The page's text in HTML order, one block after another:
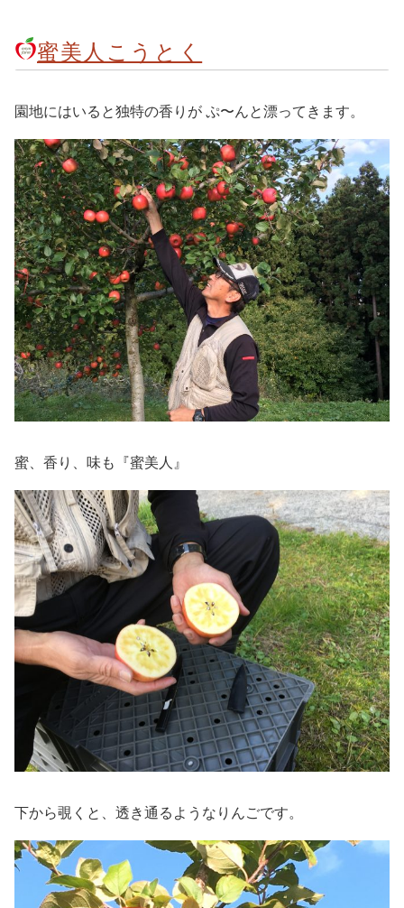
蜜美人こうとく
園地にはいると独特の香りが ぷ〜んと漂ってきます。
蜜、香り、味も『蜜美人』
下から覗くと、透き通るようなりんごです。